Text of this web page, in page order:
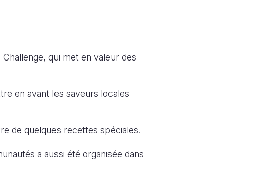
qui met en valeur des
en avant les saveurs locales
de quelques recettes spéciales.
a aussi été organisée dans